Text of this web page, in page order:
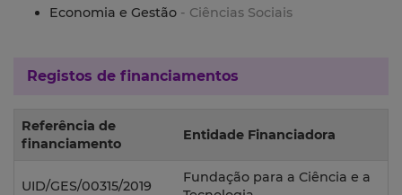
Economia e Gestão - Ciências Sociais
Registos de financiamentos
Referência de
financiamento
Entidade Financiadora
UID/GES/00315/2019
Fundação para a Ciência e a